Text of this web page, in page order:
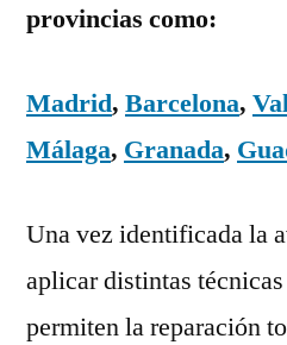
provincias como:
Madrid, Barcelona,
Málaga, Granada,
Una vez identificada la
aplicar distintas
permiten la reparación